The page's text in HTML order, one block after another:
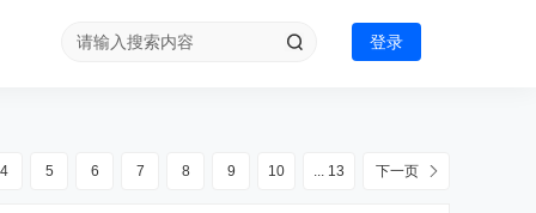
登录
4 5 6 7 8 9 10 ... 13 下一页